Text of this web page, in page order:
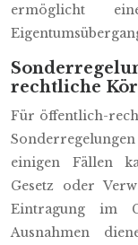
ermöglicht
rechtliche
Für öffentlich-
einigen Fällen
Gesetz oder
Eintragung im
Ausnahmen